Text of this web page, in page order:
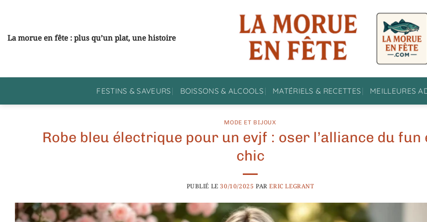
contenu
La morue en fête : plus qu’un plat, une histoire
FESTINS & SAVEURS BOISSONS & ALCOOLS MATÉRIELS & RECETTES MEILLEURES
MODE ET BIJOUX
Robe bleu électrique pour un evjf : oser l’alliance du fun
chic
PUBLIÉ LE30/10/2025 PARERIC LEGRANT